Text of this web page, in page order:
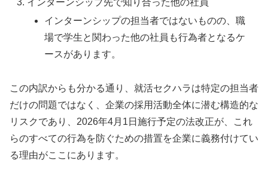
インターンシップの担当者ではないものの、職
場で学生と関わった他の社員も行為者となるケ
ースがあります。
この内訳からも分かる通り、就活セクハラは特定の担当者
だけの問題ではなく、企業の採用活動全体に潜む構造的な
リスクであり、2026年4月1日施行予定の法改正が、これ
らのすべての行為を防ぐための措置を企業に義務付けてい
る理由がここにあります。